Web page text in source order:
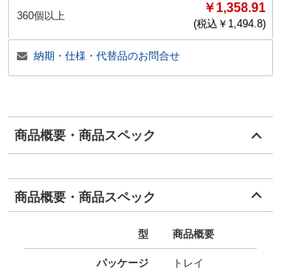
360個以上
￥1,358.91
(税込￥ 1,494.8)
納期・仕様・代替品のお問合せ
商品概要・商品スペック
商品概要・商品スペック
型 商品概要
パッケージ トレイ